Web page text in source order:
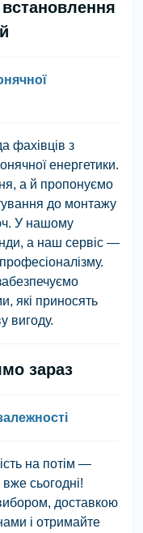
фахівців з
енергетики.
а й пропонуємо
до монтажу
У нашому
а наш сервіс —
які приносять
вигоду.
зараз
на потім —
сьогодні!
доставкою
і отримайте